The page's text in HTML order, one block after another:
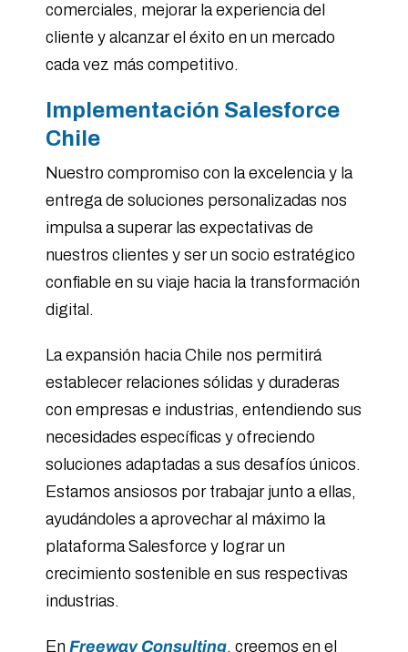
comerciales, mejorar la experiencia del
cliente y alcanzar el éxito en un mercado
cada vez más competitivo.
Implementación Salesforce
Chile
Nuestro compromiso con la excelencia y la
entrega de soluciones personalizadas nos
impulsa a superar las expectativas de
nuestros clientes y ser un socio estratégico
confiable en su viaje hacia la transformación
digital.
La expansión hacia Chile nos permitirá
establecer relaciones sólidas y duraderas
con empresas e industrias, entendiendo sus
necesidades específicas y ofreciendo
soluciones adaptadas a sus desafíos únicos.
Estamos ansiosos por trabajar junto a ellas,
ayudándoles a aprovechar al máximo la
plataforma Salesforce y lograr un
crecimiento sostenible en sus respectivas
industrias.
En Freeway Consulting, creemos en el